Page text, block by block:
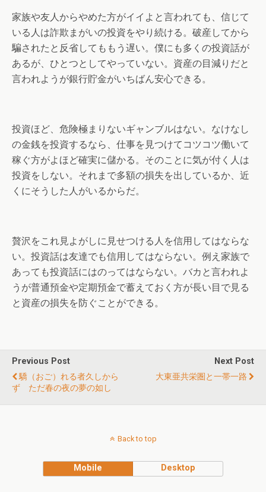
家族や友人からやめた方がイイよと言われても、信じて
いる人は詐欺まがいの投資をやり続ける。破産してから
騙されたと反省してももう遅い。僕にも多くの投資話が
あるが、ひとつとしてやっていない。資産の目減りだと
言われようが銀行貯金がいちばん安心できる。
投資ほど、危険極まりないギャンブルはない。なけなし
の金銭を投資するなら、仕事を見つけてコツコツ働いて
稼ぐ方がよほど確実に儲かる。そのことに気が付く人は
投資をしない。それまで多額の損失を出しているか、近
くにそうした人がいるからだ。
贅沢をこれ見よがしに見せつける人を信用してはならな
い。投資話は友達でも信用してはならない。例え家族で
あっても投資話にはのってはならない。バカと言われよ
うが普通預金や定期預金で蓄えておく方が長い目で見る
と資産の損失を防ぐことができる。
Previous Post
驕（おご）れる者久しから
ず ただ春の夜の夢の如し
Next Post
大東亜共栄圏と一帯一路
Back to top
Mobile Desktop